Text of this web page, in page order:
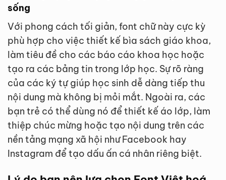
sống
Với phong cách tối giản, font chữ này cực kỳ
phù hợp cho việc thiết kế bìa sách giáo khoa,
làm tiêu đề cho các báo cáo khoa học hoặc
tạo ra các bảng tin trong lớp học. Sự rõ ràng
của các ký tự giúp học sinh dễ dàng tiếp thu
nội dung mà không bị mỏi mắt. Ngoài ra, các
bạn trẻ có thể dùng nó để thiết kế áo lớp, làm
thiệp chúc mừng hoặc tạo nội dung trên các
nền tảng mạng xã hội như Facebook hay
Instagram để tạo dấu ấn cá nhân riêng biệt.